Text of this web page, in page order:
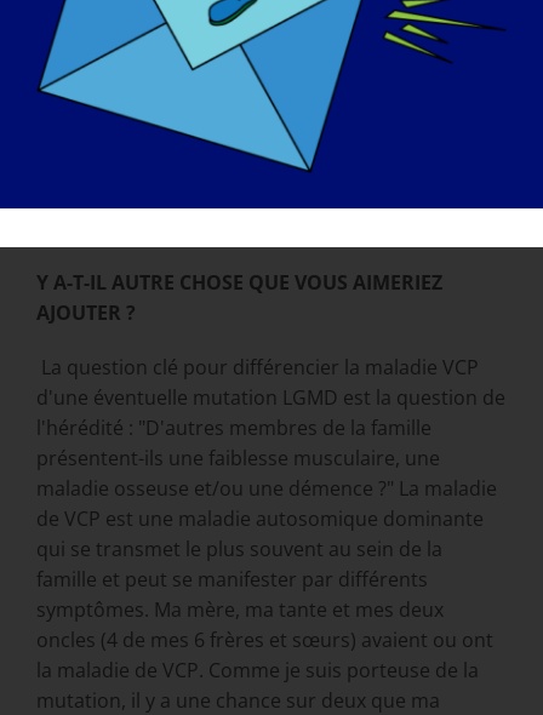
connaissons pas la prévalence des maladies VCP et
il est essentiel d'identifier davantage de patients
pour comprendre l'impact global.
QUEL EST LE MEILLEUR MOYEN DE CONTACTER
Y A-T-IL AUTRE CHOSE QUE VOUS AIMERIEZ
AJOUTER ?
La question clé pour différencier la maladie VCP
d'une éventuelle mutation LGMD est la question de
l'hérédité : "D'autres membres de la famille
présentent-ils une faiblesse musculaire, une
maladie osseuse et/ou une démence ?" La maladie
de VCP est une maladie autosomique dominante
qui se transmet le plus souvent au sein de la
famille et peut se manifester par différents
symptômes. Ma mère, ma tante et mes deux
oncles (4 de mes 6 frères et sœurs) avaient ou ont
la maladie de VCP. Comme je suis porteuse de la
mutation, il y a une chance sur deux que ma